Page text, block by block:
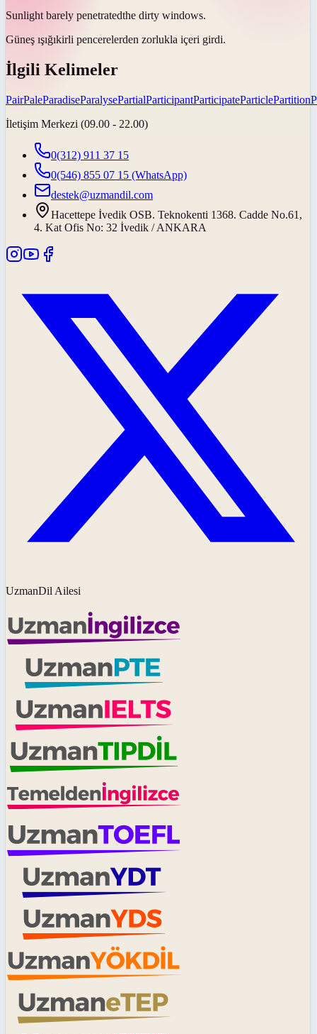
Sunlight barely penetratedthe dirty windows.
Güneş ışığıkirli pencerelerden zorlukla içeri girdi.
İlgili Kelimeler
PairPaleParadiseParalysePartialParticipantParticipateParticlePartition
İletişim Merkezi (09.00 - 22.00)
0(312) 911 37 15
0(546) 855 07 15 (WhatsApp)
destek@uzmandil.com
Hacettepe İvedik OSB. Teknokenti 1368. Cadde No.61,
4. Kat Ofis No: 32 İvedik / ANKARA
UzmanDil Ailesi